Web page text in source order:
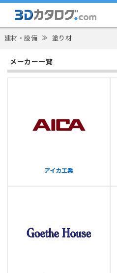
建材・設備 ≫ 塗り材
メーカー一覧
アイカ工業